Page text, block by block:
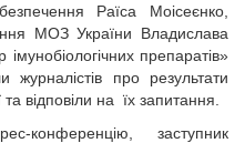
Раїса Моісеєнко,
МОЗ України Владислава
препаратів»
про результати
відповіли на їх запитання.
конференцію, заступник